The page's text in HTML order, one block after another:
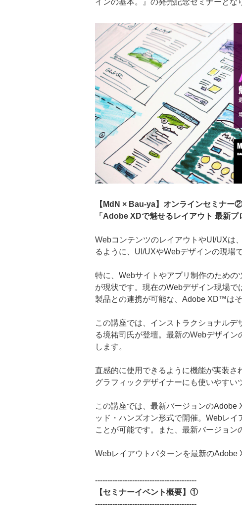
インの基本。』の発売記念セミナーとな
【MdN × Bau-ya】オンラインセミナー
「Adobe XDで魅せるレイアウト 最新プ
WebコンテンツのレイアウトやUI/UXは
るように、UI/UXやWebデザインの現場
特に、Webサイトやアプリ制作のため
が現状です。現在のWebデザイン現場
製品との連携が可能な、Adobe XD™は
この講座では、インストラクショナル
る境祐司氏が登壇。最新のWebデザイ
します。
直感的に使用できるように機能が実装
グラフィックデザイナーにも使いやすい
この講座では、最新バージョンのAdobe
ッド・ハンズオン形式で開催。Webレ
ことが可能です。また、最新バージョン
Webレイアウトパターンを最新のAdobe
-----------------------------------------
【セミナーイベント概要】①
-----------------------------------------